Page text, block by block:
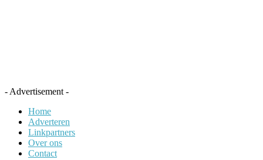
- Advertisement -
Home
Adverteren
Linkpartners
Over ons
Contact